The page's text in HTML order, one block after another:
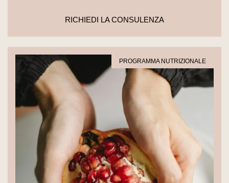
RICHIEDI LA CONSULENZA
PROGRAMMA NUTRIZIONALE